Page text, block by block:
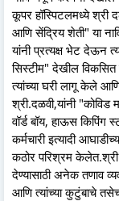
कूपर हॉस्पिटलमध्ये श्री
आणि सेंद्रिय शेती" या
यांनी प्रत्यक्ष भेट देऊन
सिस्टीम" देखील
त्यांच्या घरी लागू केले
श्री.दळवी,यांनी "कोविड
वॉर्ड बॉय, हाऊस किपिंग
कर्मचारी इत्यादी
कठोर परिश्रम
देण्यासाठी अनेक तणाव
आणि त्यांच्या कुटुंबाचे तसेच